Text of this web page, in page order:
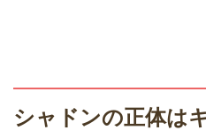
シャドンの正体は